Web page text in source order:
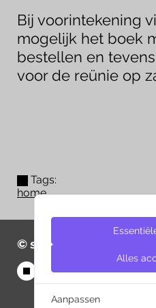
Bij voorintekening
mogelijk het boek
bestellen en
voor de reünie op
Tags:
home
© same-d 2026
Alles
Aanpassen